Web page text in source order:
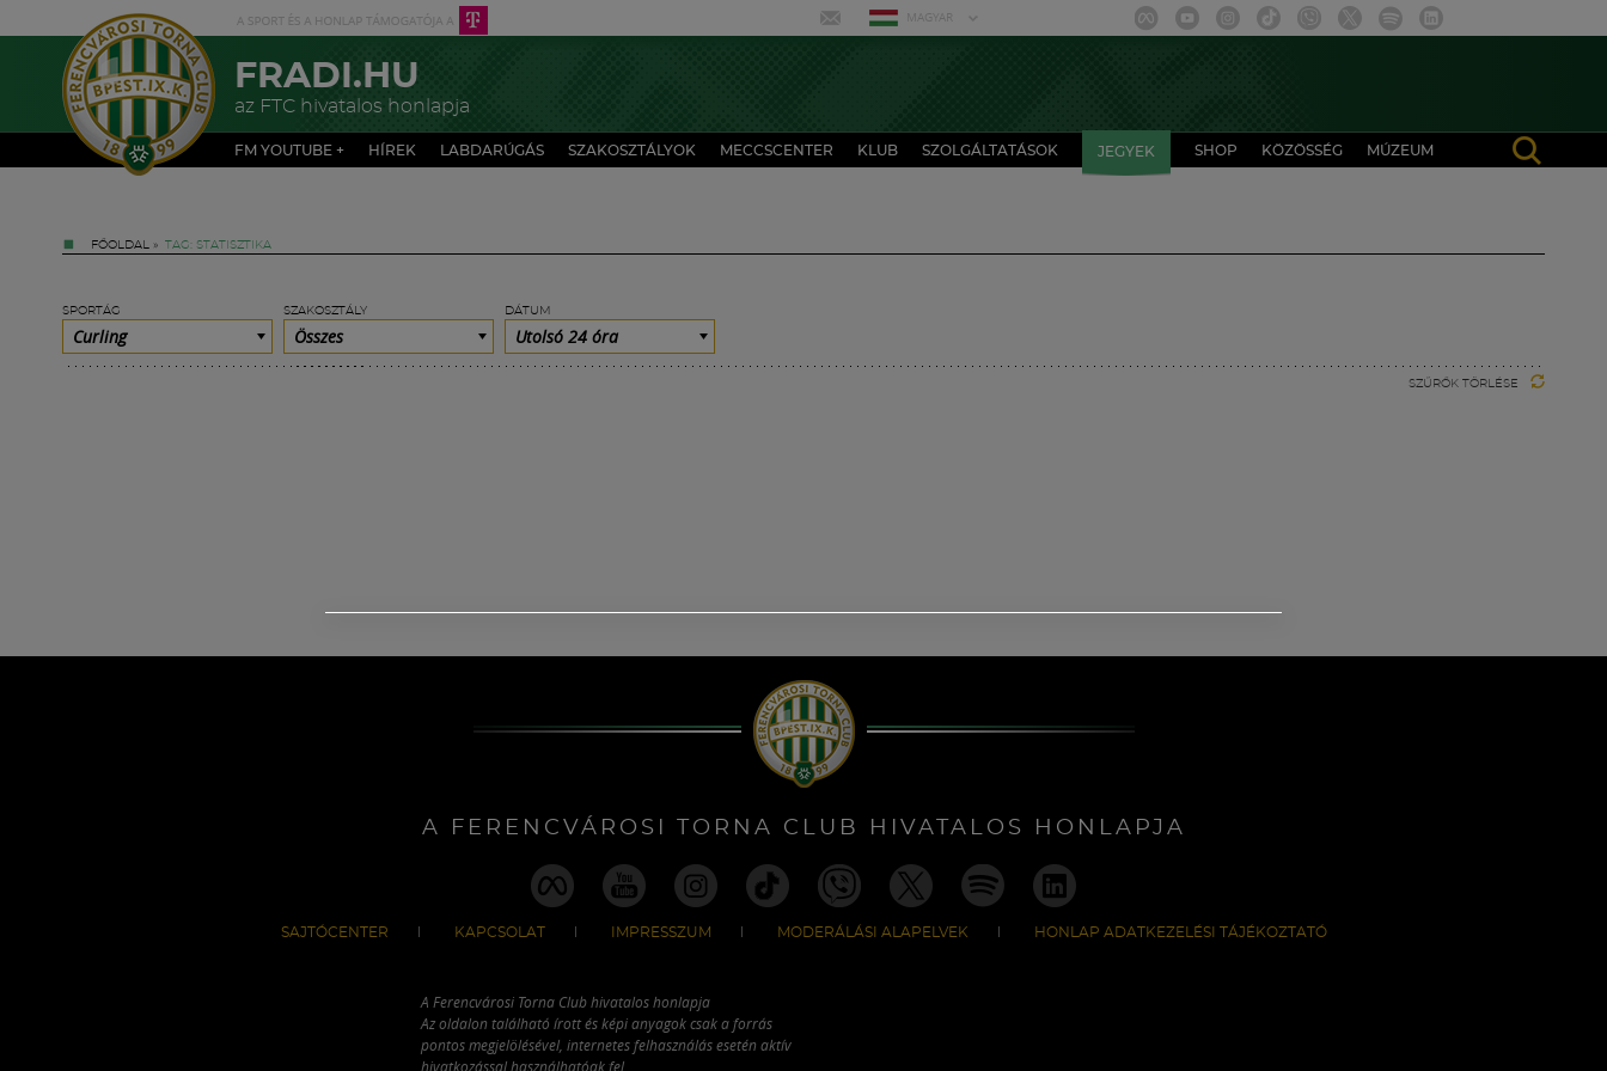
MAGYAR
FRADI.HU
az FTC hivatalos honlapja
FM YOUTUBE + HÍREK LABDARÚGÁS SZAKOSZTÁLYOK MECCSCENTER KLUB SZOLGÁLTATÁSOK JEGYEK SHOP KÖZÖSSÉG MÚZEUM
FŐOLDAL » TAG: STATISZTIKA
SPORTÁG
Curling
SZAKOSZTÁLY
Összes
DÁTUM
Utolsó 24 óra
SZŰRŐK TÖRLÉSE
A FERENCVÁROSI TORNA CLUB HIVATALOS HONLAPJA
SAJTÓCENTER KAPCSOLAT IMPRESSZUM MODERÁLÁSI ALAPELVEK HONLAP ADATKEZELÉSI TÁJÉKOZTATÓ
A Ferencvárosi Torna Club hivatalos honlapja
Az oldalon található írott és képi anyagok csak a forrás
pontos megjelölésével, internetes felhasználás esetén aktív
hivatkozással használhatóak fel.